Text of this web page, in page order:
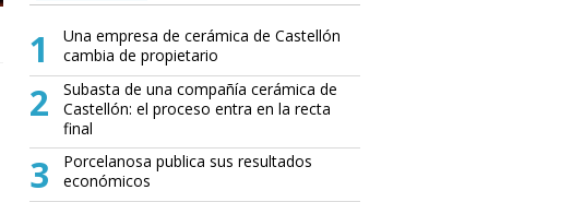
1
Una empresa de cerámica de Castellón
cambia de propietario
2
Subasta de una compañía cerámica de
Castellón: el proceso entra en la recta
final
3
Porcelanosa publica sus resultados
económicos